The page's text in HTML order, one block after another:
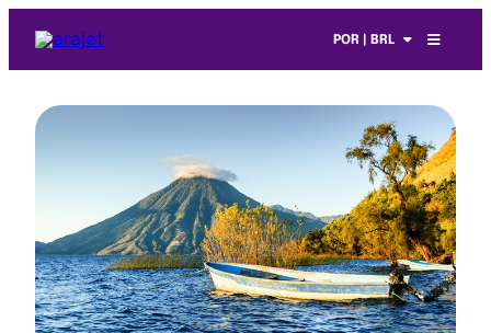
POR | BRL